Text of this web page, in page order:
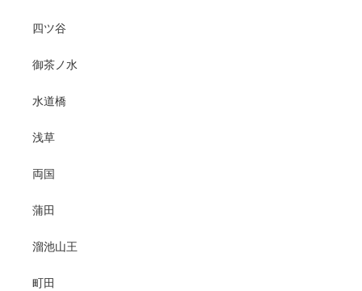
四ツ谷
御茶ノ水
水道橋
浅草
両国
蒲田
溜池山王
町田